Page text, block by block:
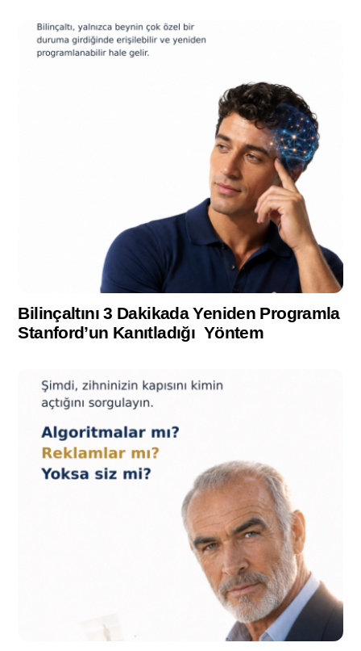
Bilinçaltını 3 Dakikada Yeniden Programla
Stanford’un Kanıtladığı Yöntem